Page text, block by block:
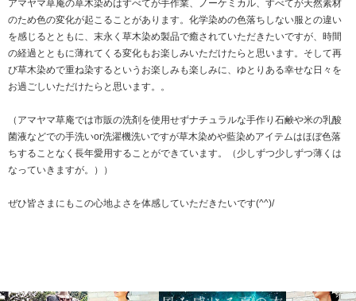
アマヤマ草庵の草木染めはすべてが手作業、ノーケミカル、すべてが天然素材
のため色の変化が起こることがあります。化学染めの色落ちしない服との違い
を感じるとともに、末永く草木染め製品で癒されていただきたいですが、時間
の経過とともに薄れてくる変化もお楽しみいただけたらと思います。そして再
び草木染めで重ね染するというお楽しみも楽しみに、ゆとりある幸せな日々を
お過ごしいただけたらと思います。。
（アマヤマ草庵では市販の洗剤を使用せずナチュラルな手作り石鹸や米の乳酸
菌液などでの手洗いor洗濯機洗いですが草木染めや藍染めアイテムはほぼ色落
ちすることなく長年愛用することができています。（少しずつ少しずつ薄くは
なっていきますが。））
ぜひ皆さまにもこの心地よさを体感していただきたいです(^^)/